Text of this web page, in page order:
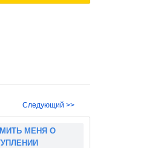
Следующий >>
МЕНЯ О